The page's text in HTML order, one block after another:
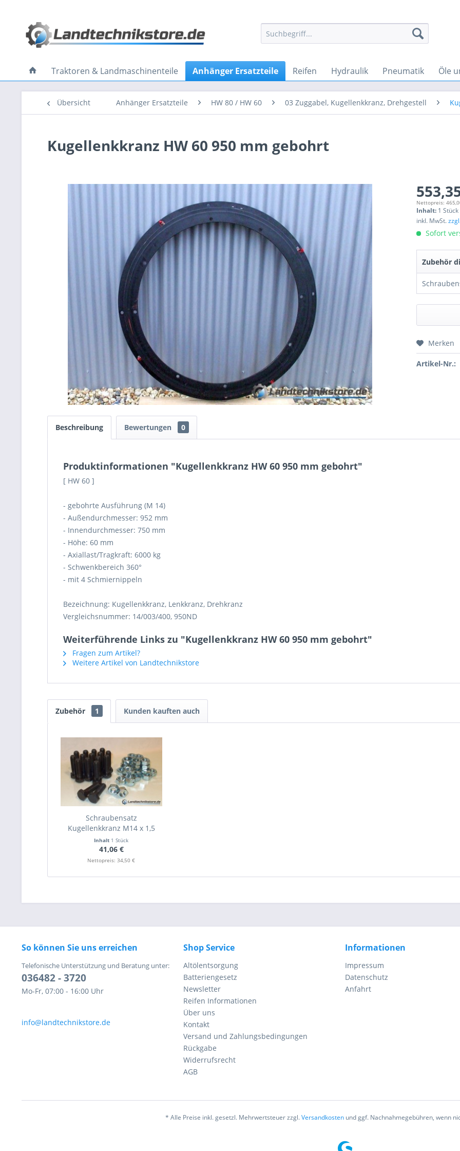
Traktoren & Landmaschinenteile Anhänger Ersatzteile Reifen Hydraulik Pneumatik Öle
Übersicht Anhänger Ersatzteile HW 80 / HW 60 03 Zuggabel, Kugellenkkranz, Drehgestell
Kugellenkkranz HW 60 950 mm gebohrt
Nettopreis:
Inhalt: 1 Stück
inkl. MwSt.
Sofort
Zubehör
Preis
Merken
Artikel-Nr.:
Beschreibung Bewertungen 0
Produktinformationen "Kugellenkkranz HW 60 950 mm gebohrt"
[ HW 60 ]
- gebohrte Ausführung (M 14)
- Außendurchmesser: 952 mm
- Innendurchmesser: 750 mm
- Höhe: 60 mm
- Axiallast/Tragkraft: 6000 kg
- Schwenkbereich 360°
- mit 4 Schmiernippeln
Bezeichnung: Kugellenkkranz, Lenkkranz, Drehkranz
Vergleichsnummer: 14/003/400, 950ND
Weiterführende Links zu "Kugellenkkranz HW 60 950 mm gebohrt"
Fragen zum Artikel?
Weitere Artikel von Landtechnikstore
Zubehör 1 Kunden kauften auch
Schraubensatz
Kugellenkkranz M14 x 1,5
Güte 10.9
Inhalt 1 Stück
41,06 €
Nettopreis: 34,50 €
So können Sie uns erreichen
Telefonische Unterstützung und Beratung unter:
036482 - 3720
Mo-Fr, 07:00 - 16:00 Uhr
info@landtechnikstore.de
Shop Service
Altölentsorgung
Batteriengesetz
Newsletter
Reifen Informationen
Über uns
Kontakt
Versand und Zahlungsbedingungen
Rückgabe
Widerrufsrecht
AGB
Informationen
Impressum
Datenschutz
Anfahrt
* Alle Preise inkl. gesetzl. Mehrwertsteuer zzgl.Versandkostenund ggf. Nachnahmegebühren, wenn